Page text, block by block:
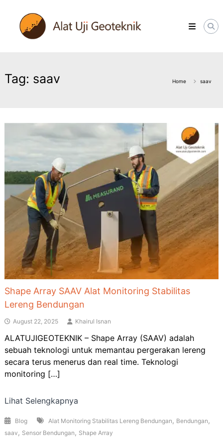
content
ALATUJIGEOTEKNIK.COM
DISTRIBUTOR
INSTRUMENT
Tag: saav Home saav
Shape Array SAAV Alat Monitoring Stabilitas
Lereng Bendungan
August 22, 2025 Khairul Isnan
ALATUJIGEOTEKNIK – Shape Array (SAAV) adalah
sebuah teknologi untuk memantau pergerakan lereng
secara terus menerus dan real time. Teknologi
monitoring […]
Lihat Selengkapnya
Blog Alat Monitoring Stabilitas Lereng Bendungan , Bendungan ,
saav , Sensor Bendungan , Shape Array